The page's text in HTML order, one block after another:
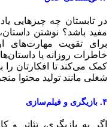
تابستان چه چیزهایی یاد
باشد؟ نوشتن
تقویت مهارت‌های
روزانه یا
می‌کند تا افکارتان را
مانند تولید محتوا
به بازیگری، تئاتر و